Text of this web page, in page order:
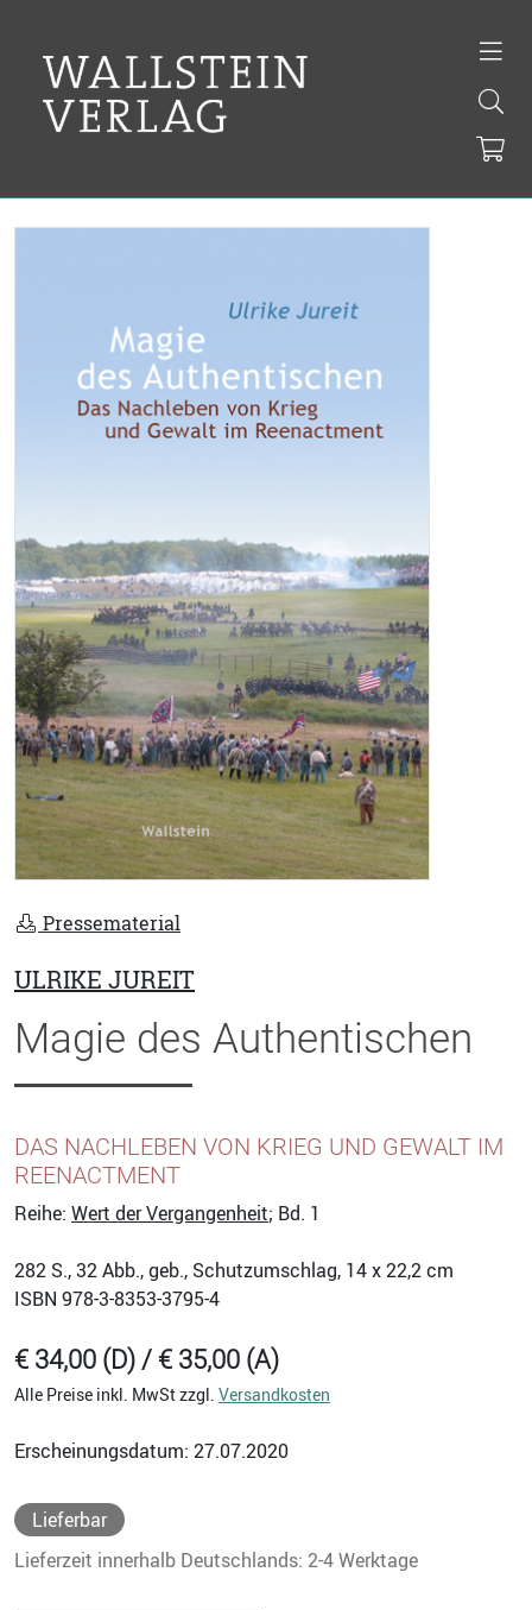
Pressematerial
ULRIKE JUREIT
Magie des Authentischen
DAS NACHLEBEN VON KRIEG UND GEWALT IM
REENACTMENT
Reihe: Wert der Vergangenheit; Bd. 1
282 S., 32 Abb., geb., Schutzumschlag, 14 x 22,2 cm
ISBN 978-3-8353-3795-4
€ 34,00 (D) / € 35,00 (A)
Alle Preise inkl. MwSt zzgl. Versandkosten
Erscheinungsdatum: 27.07.2020
Lieferbar
Lieferzeit innerhalb Deutschlands: 2-4 Werktage